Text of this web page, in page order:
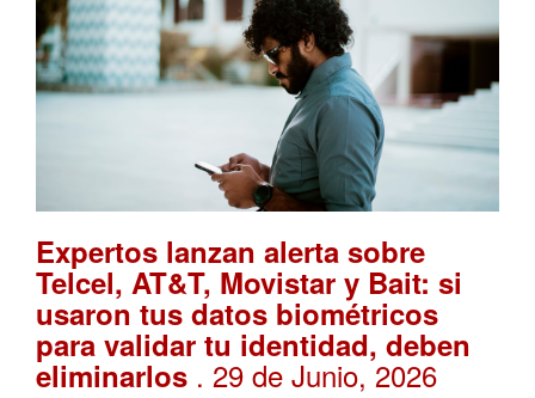
Expertos lanzan alerta sobre
Telcel, AT&T, Movistar y Bait: si
usaron tus datos biométricos
para validar tu identidad, deben
eliminarlos . 29 de Junio, 2026